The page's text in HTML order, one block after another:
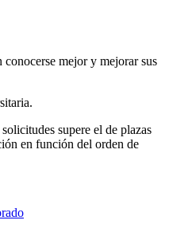
conocerse mejor y mejorar sus
supere el de plazas
en función del orden de